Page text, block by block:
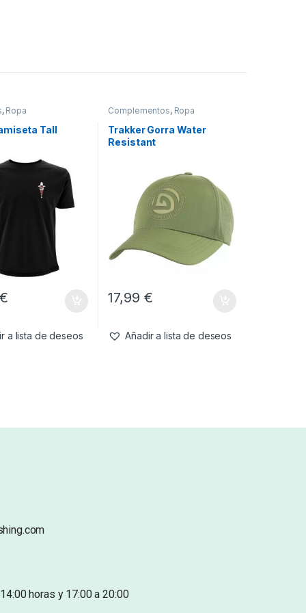
, Ropa
Tall
€
a lista de deseos
Complementos, Ropa
Trakker Gorra Water
Resistant
17,99 €
Añadir a lista de deseos
horas y 17:00 a 20:00